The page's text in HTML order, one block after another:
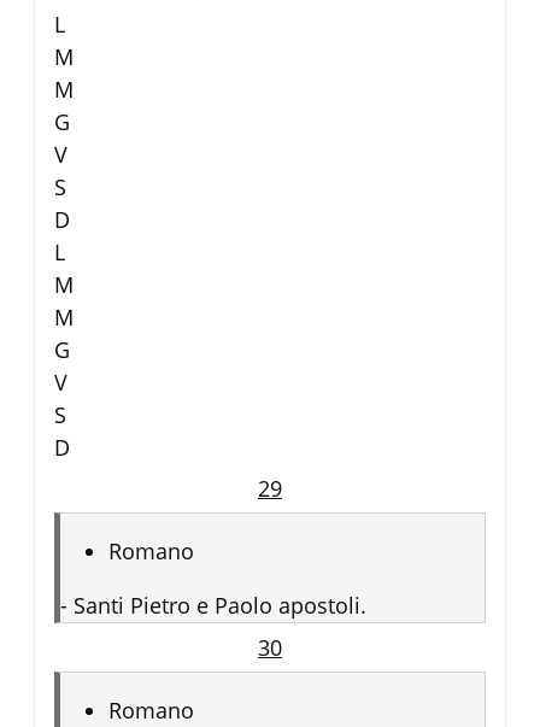
L
M
M
G
V
S
D
L
M
M
G
V
S
D
29
Romano
- Santi Pietro e Paolo apostoli.
30
Romano